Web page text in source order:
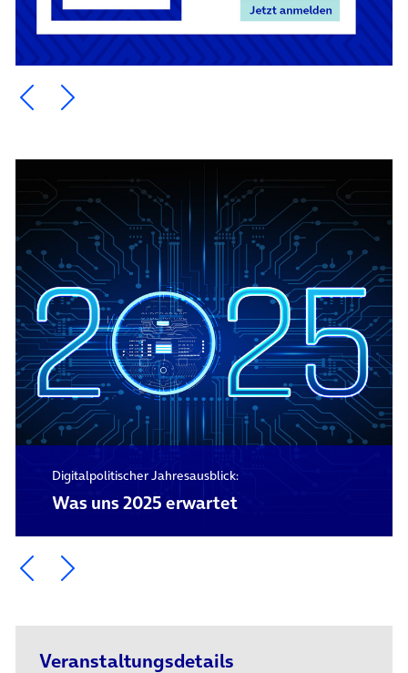
Ein Element zurück blättern
Ein Element weiter blättern
Digitalpolitischer Jahresausblick:
Was uns 2025 erwartet
Ein Element zurück blättern
Ein Element weiter blättern
Veranstaltungsdetails